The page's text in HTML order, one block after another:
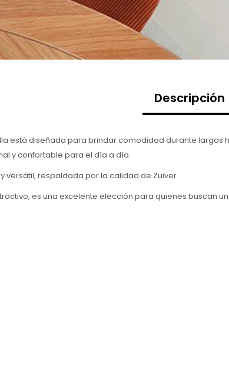
Descripción
está diseñada para brindar comodidad durante
y confortable para el día a día.
versátil, respaldada por la calidad de Zuiver.
es una excelente elección para quienes buscan